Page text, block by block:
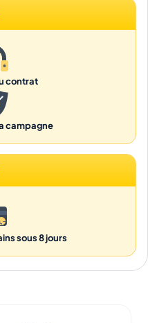
contrat
campagne
sous 8 jours